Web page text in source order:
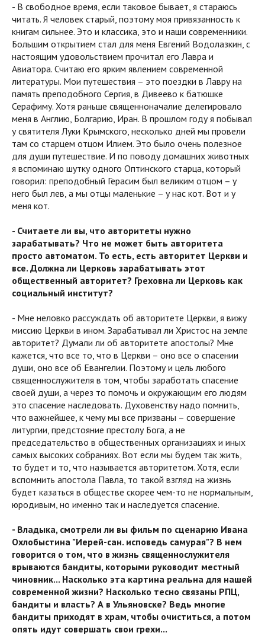
- В свободное время, если таковое бывает, я стараюсь
читать. Я человек старый, поэтому моя привязанность к
книгам сильнее. Это и классика, это и наши современники.
Большим открытием стал для меня Евгений Водолазкин, с
настоящим удовольствием прочитал его Лавра и
Авиатора. Считаю его ярким явлением современной
литературы. Мои путешествия – это поездки в Лавру на
память преподобного Сергия, в Дивеево к батюшке
Серафиму. Хотя раньше священноначалие делегировало
меня в Англию, Болгарию, Иран. В прошлом году я побывал
у святителя Луки Крымского, несколько дней мы провели
там со старцем отцом Илием. Это было очень полезное
для души путешествие. И по поводу домашних животных
я вспоминаю шутку одного Оптинского старца, который
говорил: преподобный Герасим был великим отцом – у
него был лев, а мы отцы маленькие – у нас кот. Вот и у
меня кот.
- Считаете ли вы, что авторитеты нужно
зарабатывать? Что не может быть авторитета
просто автоматом. То есть, есть авторитет Церкви и
все. Должна ли Церковь зарабатывать этот
общественный авторитет? Греховна ли Церковь как
социальный институт?
- Мне неловко рассуждать об авторитете Церкви, я вижу
миссию Церкви в ином. Зарабатывал ли Христос на земле
авторитет? Думали ли об авторитете апостолы? Мне
кажется, что все то, что в Церкви – оно все о спасении
души, оно все об Евангелии. Поэтому и цель любого
священнослужителя в том, чтобы заработать спасение
своей души, а через то помочь и окружающим его людям
это спасение наследовать. Духовенству надо помнить,
что важнейшее, к чему мы все призваны – совершение
литургии, предстояние престолу Бога, а не
председательство в общественных организациях и иных
самых высоких собраниях. Вот если мы будем так жить,
то будет и то, что называется авторитетом. Хотя, если
вспомнить апостола Павла, то такой взгляд на жизнь
будет казаться в обществе скорее чем-то не нормальным,
юродивым, но именно так и наследуется спасение.
- Владыка, смотрели ли вы фильм по сценарию Ивана
Охлобыстина "Иерей-сан. исповедь самурая"? В нем
говорится о том, что в жизнь священнослужителя
врываются бандиты, которыми руководит местный
чиновник... Насколько эта картина реальна для нашей
современной жизни? Насколько тесно связаны РПЦ,
бандиты и власть? А в Ульяновске? Ведь многие
бандиты приходят в храм, чтобы очиститься, а потом
опять идут совершать свои грехи...